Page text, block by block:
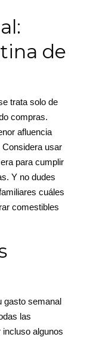
de
trata solo de
compras.
afluencia
usar
para cumplir
Y no dudes
cuáles
comestibles
gasto semanal
las
algunos